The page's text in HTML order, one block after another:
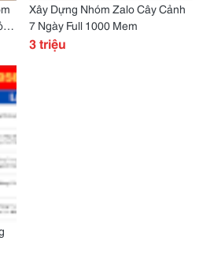
Xây Dựng Nhóm Zalo Cây Cảnh
7 Ngày Full 1000 Mem
3 triệu